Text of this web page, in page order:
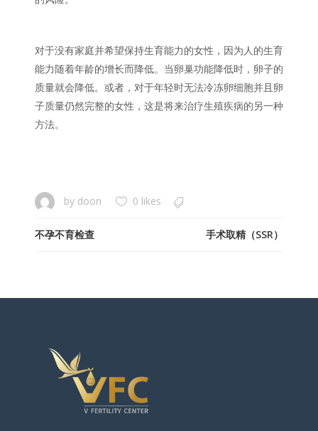
对于没有家庭并希望保持生育能力的女性，因为人的生育
能力随着年龄的增长而降低。当卵巢功能降低时，卵子的
质量就会降低。或者，对于年轻时无法冷冻卵细胞并且卵
子质量仍然完整的女性，这是将来治疗生殖疾病的另一种
方法。
by doon 0 likes
不孕不育检查 手术取精（SSR）